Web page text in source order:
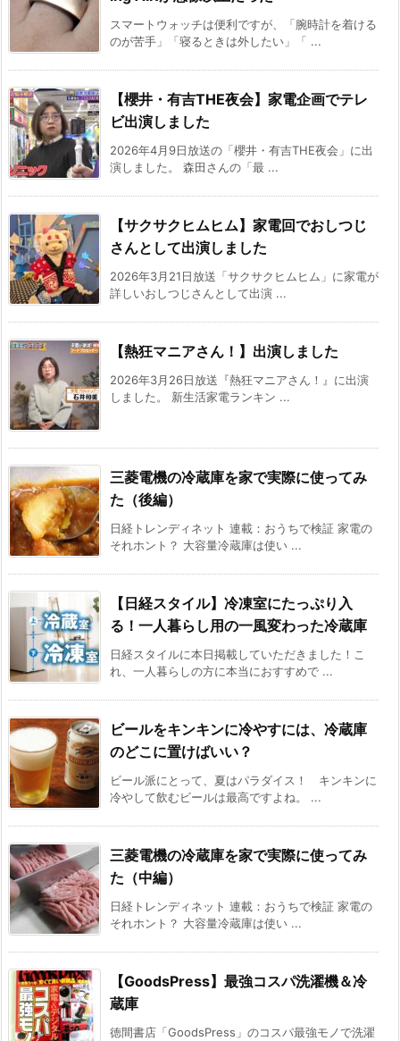
スマートウォッチは便利ですが、「腕時計を着ける
のが苦手」「寝るときは外したい」「 ...
【櫻井・有吉THE夜会】家電企画でテレ
ビ出演しました
2026年4月9日放送の「櫻井・有吉THE夜会」に出
演しました。 森田さんの「最 ...
【サクサクヒムヒム】家電回でおしつじ
さんとして出演しました
2026年3月21日放送「サクサクヒムヒム」に家電が
詳しいおしつじさんとして出演 ...
【熱狂マニアさん！】出演しました
2026年3月26日放送『熱狂マニアさん！』に出演
しました。 新生活家電ランキン ...
三菱電機の冷蔵庫を家で実際に使ってみ
た（後編）
日経トレンディネット 連載：おうちで検証 家電の
それホント？ 大容量冷蔵庫は使い ...
【日経スタイル】冷凍室にたっぷり入
る！一人暮らし用の一風変わった冷蔵庫
日経スタイルに本日掲載していただきました！こ
れ、一人暮らしの方に本当におすすめで ...
ビールをキンキンに冷やすには、冷蔵庫
のどこに置けばいい？
ビール派にとって、夏はパラダイス！ キンキンに
冷やして飲むビールは最高ですよね。 ...
三菱電機の冷蔵庫を家で実際に使ってみ
た（中編）
日経トレンディネット 連載：おうちで検証 家電の
それホント？ 大容量冷蔵庫は使い ...
【GoodsPress】最強コスパ洗濯機＆冷
蔵庫
徳間書店「GoodsPress」のコスパ最強モノで洗濯